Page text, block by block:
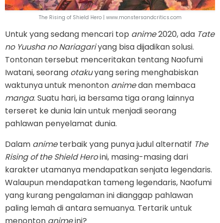
The Rising of Shield Hero | www.monstersandcritics.com
Untuk yang sedang mencari top anime2020, ada Tate
no Yuusha no Nariagariyang bisa dijadikan solusi.
Tontonan tersebut menceritakan tentang Naofumi
Iwatani, seorang otakuyang sering menghabiskan
waktunya untuk menonton animedan membaca
manga. Suatu hari, ia bersama tiga orang lainnya
terseret ke dunia lain untuk menjadi seorang
pahlawan penyelamat dunia.
Dalam animeterbaik yang punya judul alternatif The
Rising of the Shield Heroini, masing-masing dari
karakter utamanya mendapatkan senjata legendaris.
Walaupun mendapatkan tameng legendaris, Naofumi
yang kurang pengalaman ini dianggap pahlawan
paling lemah di antara semuanya. Tertarik untuk
menonton animeini?